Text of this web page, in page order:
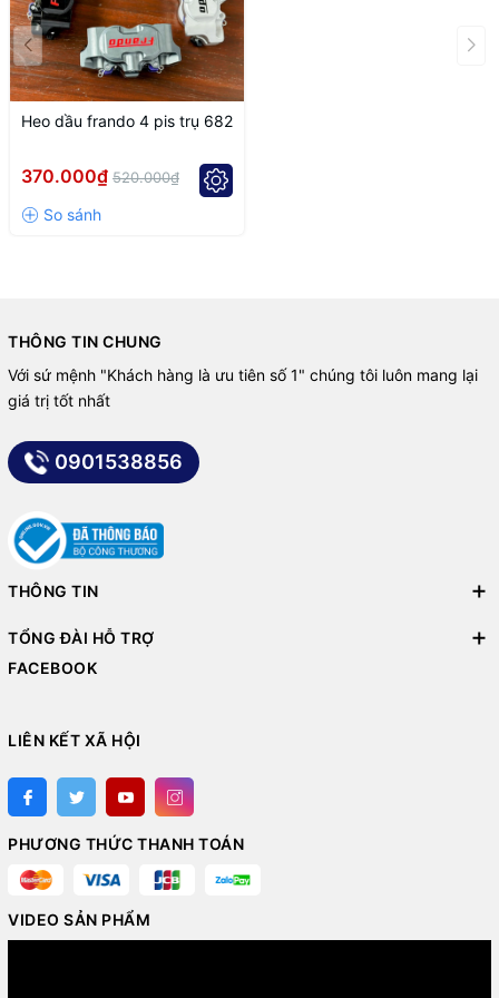
Heo dầu frando 4 pis trụ 682
370.000₫ 520.000₫
THÔNG TIN CHUNG
Với sứ mệnh "Khách hàng là ưu tiên số 1" chúng tôi luôn mang lại
giá trị tốt nhất
0901538856
THÔNG TIN
TỔNG ĐÀI HỖ TRỢ
FACEBOOK
LIÊN KẾT XÃ HỘI
PHƯƠNG THỨC THANH TOÁN
VIDEO SẢN PHẨM